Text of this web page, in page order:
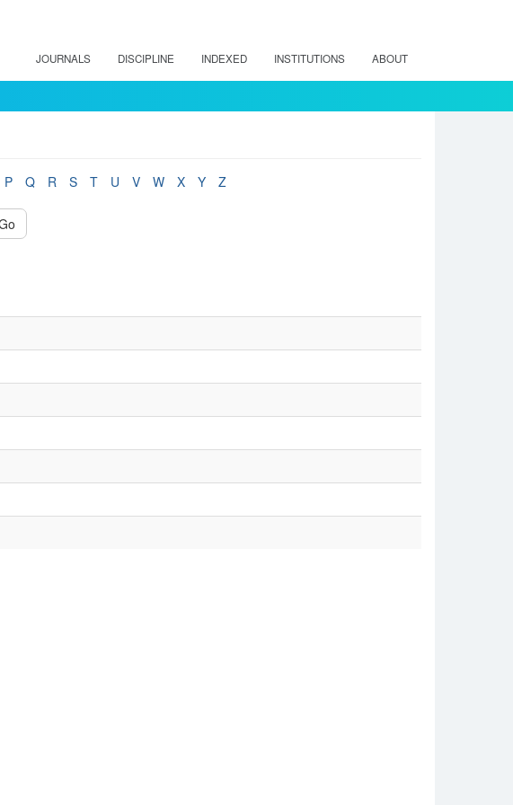
JOURNALS DISCIPLINE INDEXED INSTITUTIONS ABOUT
P Q R S T U V W X Y Z